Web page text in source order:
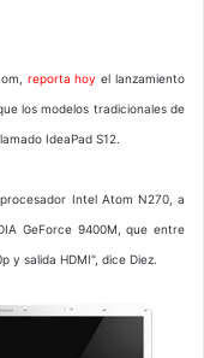
reporta hoy el lanzamiento
los modelos tradicionales de
IdeaPad S12.
Intel Atom N270, a
GeForce 9400M, que entre
y salida HDMI", dice Diez.